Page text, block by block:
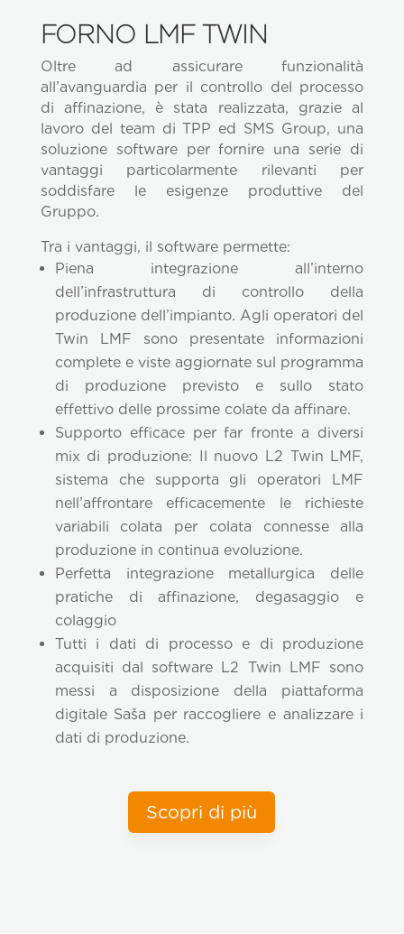
FORNO LMF TWIN
Oltre ad assicurare funzionalità
all’avanguardia per il controllo del processo
di affinazione, è stata realizzata, grazie al
lavoro del team di TPP ed SMS Group, una
soluzione software per fornire una serie di
vantaggi particolarmente rilevanti per
soddisfare le esigenze produttive del
Gruppo.
Tra i vantaggi, il software permette:
Piena integrazione all’interno
dell’infrastruttura di controllo della
produzione dell’impianto. Agli operatori del
Twin LMF sono presentate informazioni
complete e viste aggiornate sul programma
di produzione previsto e sullo stato
effettivo delle prossime colate da affinare.
Supporto efficace per far fronte a diversi
mix di produzione: Il nuovo L2 Twin LMF,
sistema che supporta gli operatori LMF
nell’affrontare efficacemente le richieste
variabili colata per colata connesse alla
produzione in continua evoluzione.
Perfetta integrazione metallurgica delle
pratiche di affinazione, degasaggio e
colaggio
Tutti i dati di processo e di produzione
acquisiti dal software L2 Twin LMF sono
messi a disposizione della piattaforma
digitale Saša per raccogliere e analizzare i
dati di produzione.
Scopri di più